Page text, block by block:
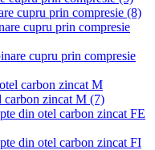
cupru prin compresie (8)
cupru prin compresie
cupru prin compresie
carbon zincat M
carbon zincat M (7)
din otel carbon zincat FE
din otel carbon zincat FI